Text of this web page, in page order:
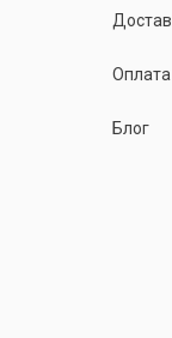
Оплата
Блог